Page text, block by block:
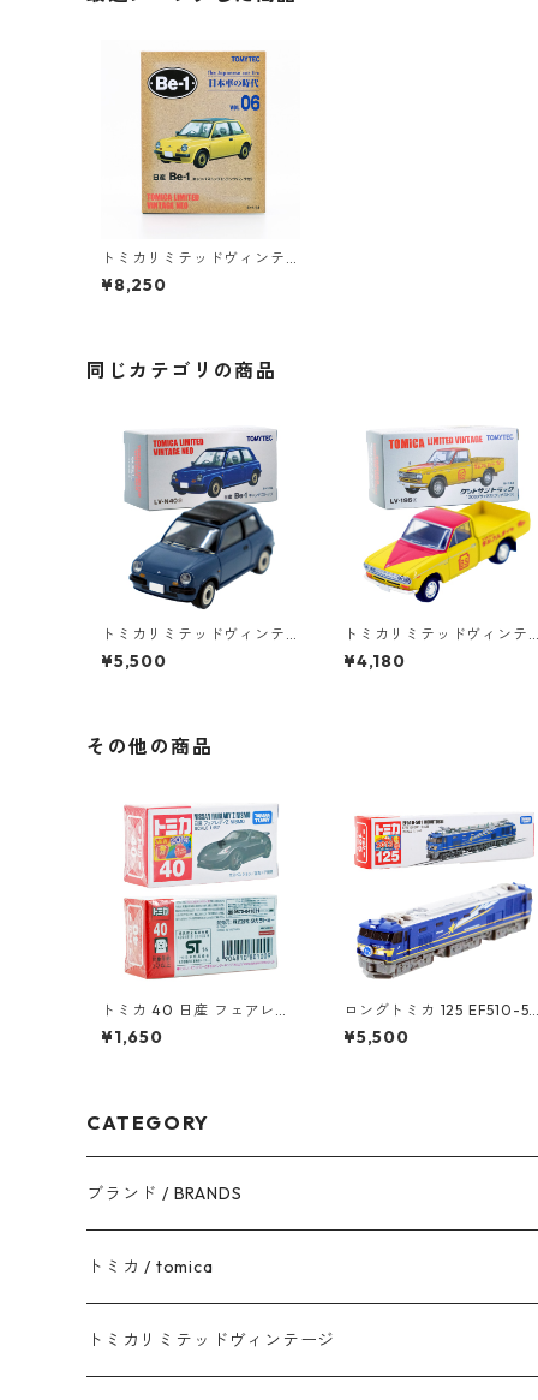
トミカリミテッドヴィンテ
ージネオ 日本車の時代 VOL.
06 ニッサン Be-1 キャンバ
¥8,250
同じカテゴリの商品
トミカリミテッドヴィンテ
ージネオ LV-N40a 日産 Be
-1 キャンバストップ #3622
¥5,500
トミカリミテッドヴィンテ
ージ LV-195a ダットサント
ラック 1300デラックス ブ
¥4,180
その他の商品
トミカ 40 日産 フェアレデ
ィ Z NISMO #10801009
¥1,650
ロングトミカ 125 EF510-50
1 北斗星 #10486459
¥5,500
CATEGORY
ブランド / BRANDS
トヨタ / TOYOTA
ダイハツ / DAIHATSU
トミカ / tomica
赤箱 - 現行トミカ
トミカリミテッドヴィンテージ